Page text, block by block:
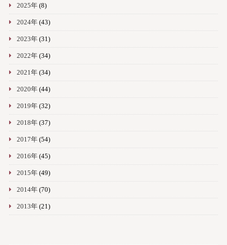
2025年(8)
2024年(43)
2023年(31)
2022年(34)
2021年(34)
2020年(44)
2019年(32)
2018年(37)
2017年(54)
2016年(45)
2015年(49)
2014年(70)
2013年(21)